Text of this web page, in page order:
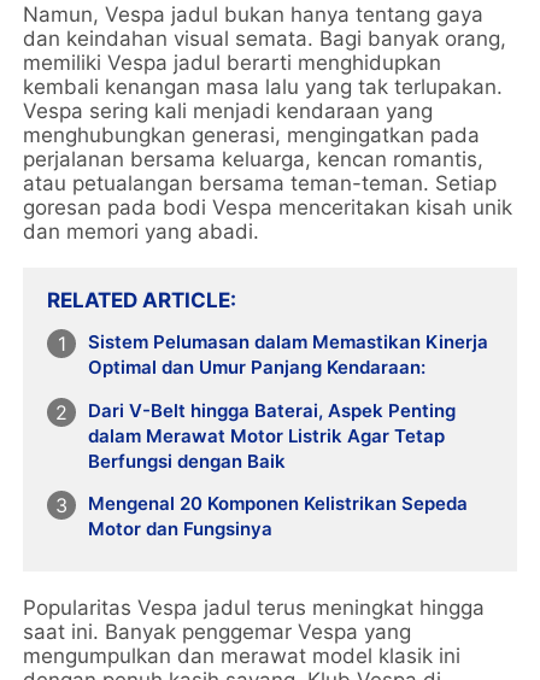
Namun, Vespa jadul bukan hanya tentang gaya
dan keindahan visual semata. Bagi banyak orang,
memiliki Vespa jadul berarti menghidupkan
kembali kenangan masa lalu yang tak terlupakan.
Vespa sering kali menjadi kendaraan yang
menghubungkan generasi, mengingatkan pada
perjalanan bersama keluarga, kencan romantis,
atau petualangan bersama teman-teman. Setiap
goresan pada bodi Vespa menceritakan kisah unik
dan memori yang abadi.
RELATED ARTICLE
Sistem Pelumasan dalam Memastikan Kinerja
Optimal dan Umur Panjang Kendaraan:
Dari V-Belt hingga Baterai, Aspek Penting
dalam Merawat Motor Listrik Agar Tetap
Berfungsi dengan Baik
Mengenal 20 Komponen Kelistrikan Sepeda
Motor dan Fungsinya
Popularitas Vespa jadul terus meningkat hingga
saat ini. Banyak penggemar Vespa yang
mengumpulkan dan merawat model klasik ini